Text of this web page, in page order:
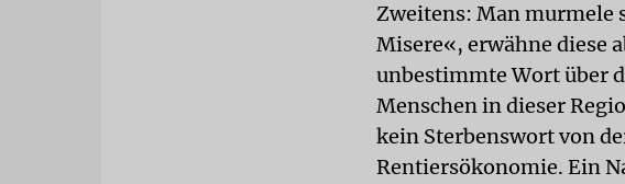
Zweitens: Man murmele
Misere«, erwähne diese
unbestimmte Wort über
Menschen in dieser
kein Sterbenswort von
Rentiersökonomie. Ein